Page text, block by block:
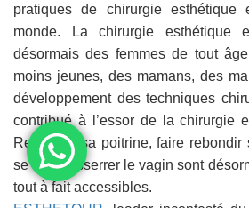
pratiques de chirurgie
monde. La chirurgie esthétique
désormais des femmes de tout
moins jeunes, des mamans, des
développement des techniques
contribué à l’essor de la chirurgie
Remonter sa poitrine, faire
se faire resserrer le vagin sont
tout à fait accessibles.